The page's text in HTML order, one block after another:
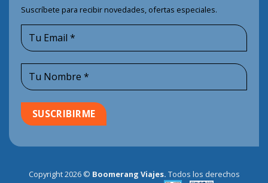
Suscríbete para recibir novedades, ofertas especiales.
Copyright 2026 © Boomerang Viajes. Todos los derechos